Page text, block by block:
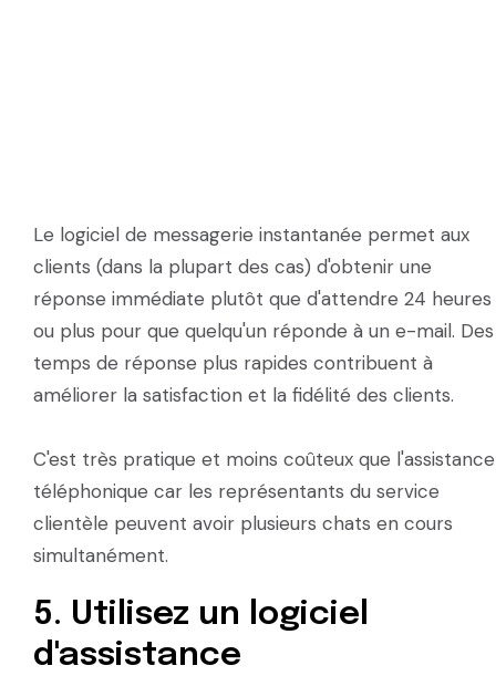
Le logiciel de messagerie instantanée permet aux
clients (dans la plupart des cas) d'obtenir une
réponse immédiate plutôt que d'attendre 24 heures
ou plus pour que quelqu'un réponde à un e-mail. Des
temps de réponse plus rapides contribuent à
améliorer la satisfaction et la fidélité des clients.
C'est très pratique et moins coûteux que l'assistance
téléphonique car les représentants du service
clientèle peuvent avoir plusieurs chats en cours
simultanément.
5. Utilisez un logiciel
d'assistance